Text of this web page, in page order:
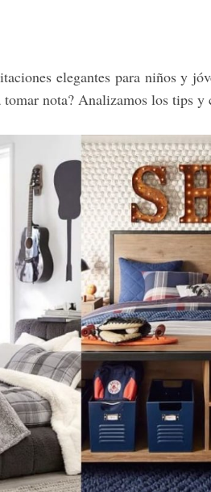
elegantes para niños y
tomar nota? Analizamos los tips